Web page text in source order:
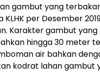
gambut yang
per Desember
Karakter gambut
hingga 30 meter
air bahkan
kodrat lahan gambut